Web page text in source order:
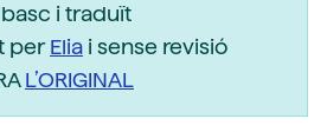
i traduït
perElia i sense revisió
L’ORIGINAL